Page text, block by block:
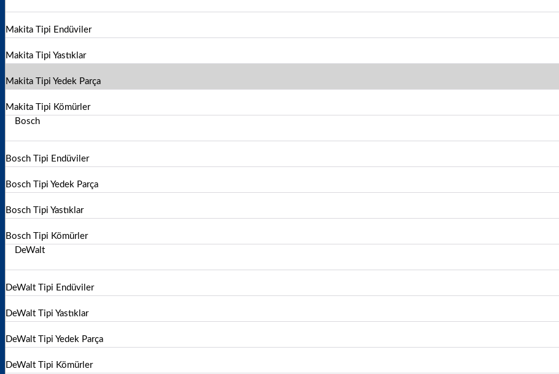
Sepet
Mağazaya geri dön
Makita Tipi Endüviler
Makita Tipi Yastıklar
Makita Tipi Yedek Parça
Makita Tipi Kömürler
Bosch
Bosch Tipi Endüviler
Bosch Tipi Yedek Parça
Bosch Tipi Yastıklar
Bosch Tipi Kömürler
DeWalt
DeWalt Tipi Endüviler
DeWalt Tipi Yastıklar
DeWalt Tipi Yedek Parça
DeWalt Tipi Kömürler